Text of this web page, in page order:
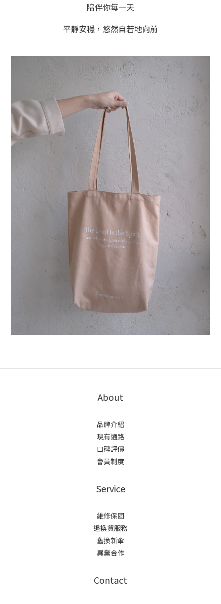
陪伴你每一天
平靜安穩，悠然自若地向前
About
品牌介紹
現有通路
口碑評價
會員制度
Service
維修保固
退換貨服務
舊換新傘
異業合作
Contact